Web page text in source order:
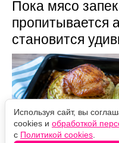
Пока мясо
пропитывается
становится
Используя сайт, вы
cookies и обработкой
с Политикой cookies